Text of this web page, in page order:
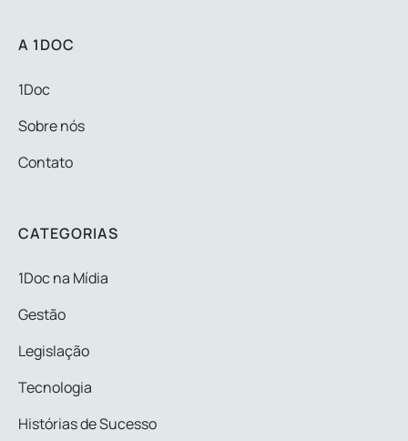
A 1DOC
1Doc
Sobre nós
Contato
CATEGORIAS
1Doc na Mídia
Gestão
Legislação
Tecnologia
Histórias de Sucesso